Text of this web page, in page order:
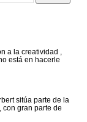
a la creatividad ,
está en hacerle
sitúa parte de la
con gran parte de